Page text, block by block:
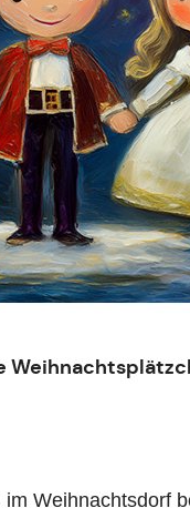
im Weihnachtsdorf